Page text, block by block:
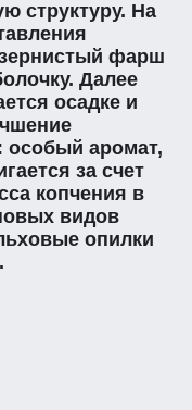
структуру. На
фарш
Далее
осадке и
особый аромат,
за счет
копчения в
видов
опилки